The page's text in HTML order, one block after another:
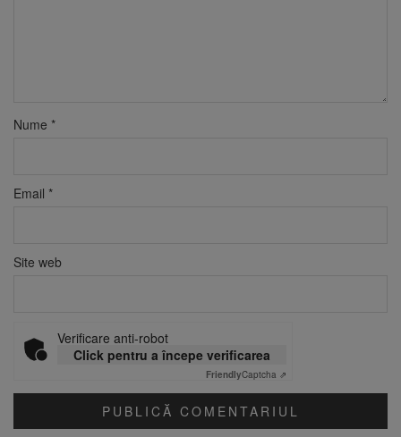
Nume *
Email *
Site web
Verificare anti-robot
Click pentru a începe verificarea
FriendlyCaptcha ⇗